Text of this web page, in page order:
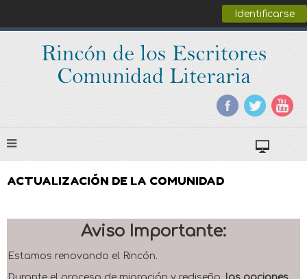
Identificarse
ACTUALIZACIÓN DE LA COMUNIDAD
Aviso Importante:
Estamos renovando el Rincón.